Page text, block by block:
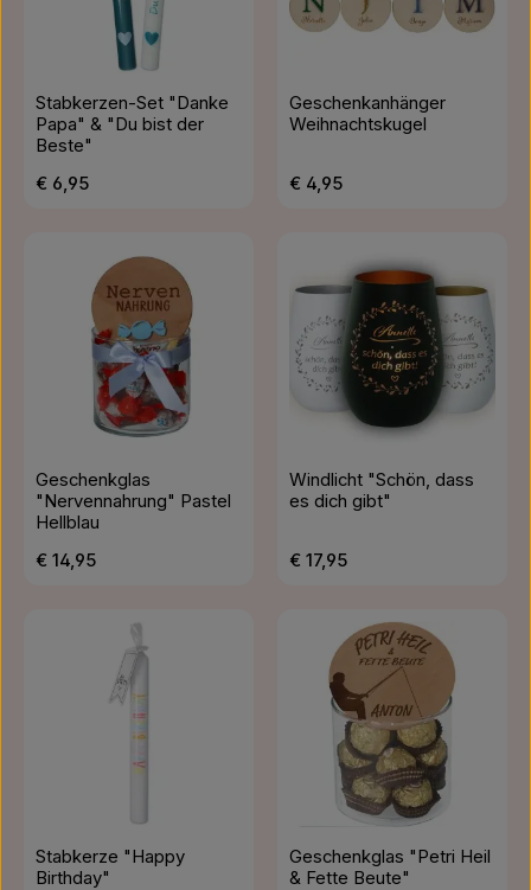
Stabkerzen-Set "Danke
Papa" & "Du bist der
Beste"
Regulärer Preis:
€ 6,95
Geschenkanhänger
Weihnachtskugel
Regulärer Preis:
€ 4,95
Geschenkglas
"Nervennahrung" Pastel
Hellblau
Regulärer Preis:
€ 14,95
Windlicht "Schön, dass
es dich gibt"
Regulärer Preis:
€ 17,95
Stabkerze "Happy
Birthday"
Geschenkglas "Petri Heil
& Fette Beute"